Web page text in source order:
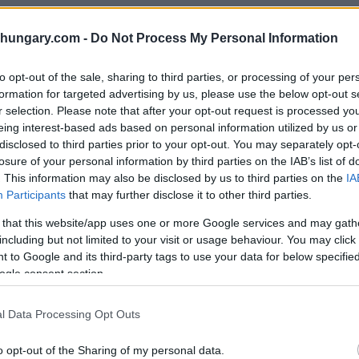
- Do Not Process My Personal Information
opt-out of the sale, sharing to third parties, or processing of your
for targeted advertising by us, please use the below opt-out
selection. Please note that after your opt-out request is processed
interest-based ads based on personal information utilized by us
to third parties prior to your opt-out. You may separately
of your personal information by third parties on the IAB’s list of
This information may also be disclosed by us to third parties on the
Participants that may further disclose it to other third parties.
that this website/app uses one or more Google services and may
but not limited to your visit or usage behaviour. You may
to Google and its third-party tags to use your data for below
consent section.
Data Processing Opt Outs
opt-out of the Sharing of my personal data.
eine kurze Bilanz der vergangenen fünf Jahre zu
Chinas Wirtschaft trotz der wiederkehrenden
zunehmenden Handelsprotektionismus
Yuan (4,9 Billionen USD) erreichen, was im
entspricht.
selbst. In der zweiten Hälfte des 14.
DeepSeek eine Leistung, die mit der der
während es deutlich weniger
das weltweit erste Kernkraftwerk der vierten
Tiangong fertiggestellt und erfolgreich
zurückgebracht.
eine Richtung